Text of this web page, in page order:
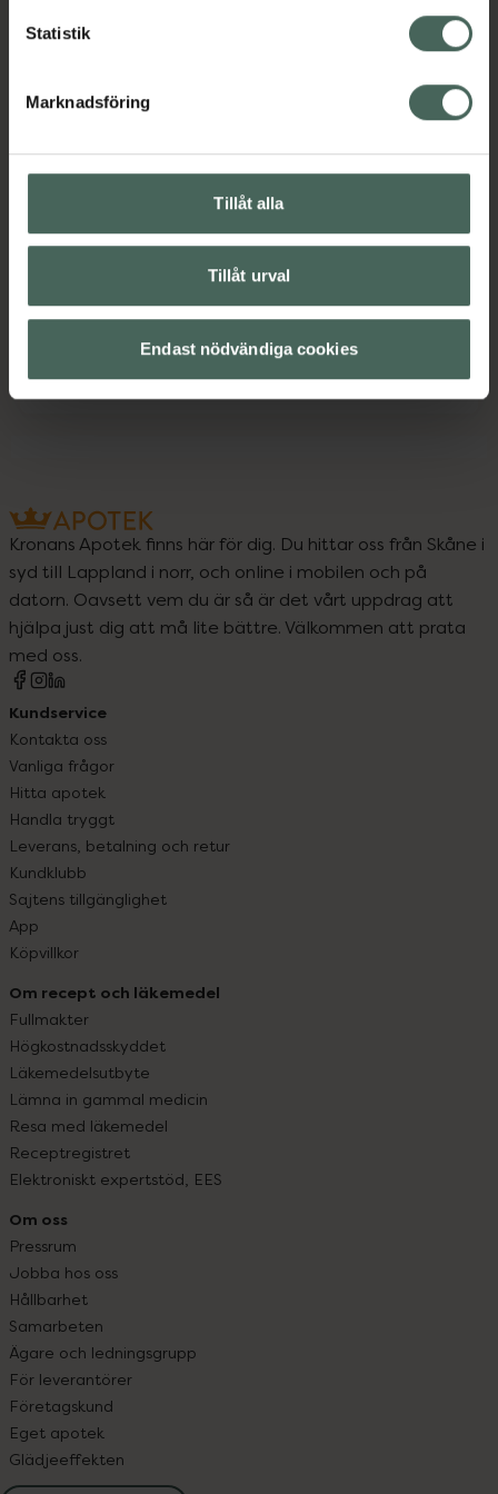
Statistik
Marknadsföring
Tillåt alla
Tillåt urval
Endast nödvändiga cookies
Jämförpris
Kategorier:
Kontaktinfo tillverkare
Kronans Apotek finns här för dig. Du hittar oss från Skåne i
syd till Lappland i norr, och online i mobilen och på
datorn. Oavsett vem du är så är det vårt uppdrag att
hjälpa just dig att må lite bättre. Välkommen att prata
med oss.
Kundservice
Kontakta oss
Vanliga frågor
Hitta apotek
Handla tryggt
Leverans, betalning och retur
Kundklubb
Sajtens tillgänglighet
App
Köpvillkor
Om recept och läkemedel
Fullmakter
Högkostnadsskyddet
Läkemedelsutbyte
Lämna in gammal medicin
Resa med läkemedel
Receptregistret
Elektroniskt expertstöd, EES
Om oss
Pressrum
Jobba hos oss
Hållbarhet
Samarbeten
Ägare och ledningsgrupp
För leverantörer
Företagskund
Eget apotek
Glädjeeffekten